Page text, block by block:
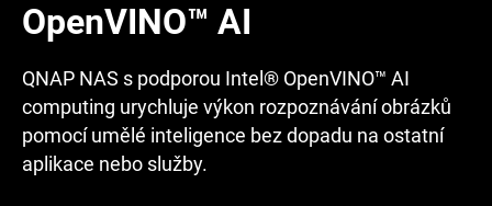
OpenVINO™ AI
QNAP NAS s podporou Intel® OpenVINO™ AI
computing urychluje výkon rozpoznávání obrázků
pomocí umělé inteligence bez dopadu na ostatní
aplikace nebo služby.